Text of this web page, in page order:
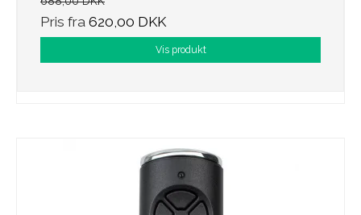
Pris fra 620,00 DKK
Vis produkt